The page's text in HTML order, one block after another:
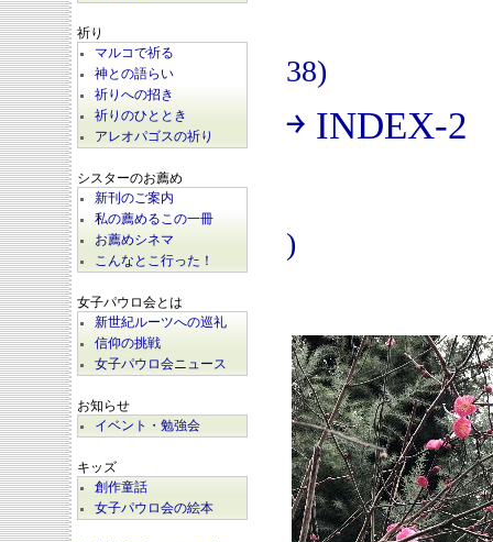
祈り
マルコで祈る
神との語らい
祈りへの招き
祈りのひととき
アレオパゴスの祈り
シスターのお薦め
新刊のご案内
私の薦めるこの一冊
お薦めシネマ
こんなとこ行った！
女子パウロ会とは
新世紀ルーツへの巡礼
信仰の挑戦
女子パウロ会ニュース
お知らせ
イベント・勉強会
キッズ
創作童話
女子パウロ会の絵本
38)
￫ INDEX-2
)